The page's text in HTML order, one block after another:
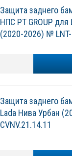
Защита заднего
НПС PT GROUP для
(2020-2026) №
Защита заднего
Lada Нива Урбан
CVNV.21.14.11